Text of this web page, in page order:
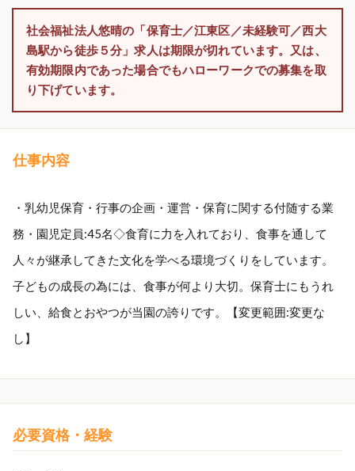
社会福祉法人悠晴の「保育士／江東区／未経験可／西大
島駅から徒歩５分」求人は期限が切れています。又は、
有効期限内であった場合でもハローワークでの募集を取
り下げています。
仕事内容
・乳幼児保育・行事の企画・運営・保育に関する付随する業
務・園児定員:45名◇食育に力を入れており、食事を通して
人々が継承してきた文化を学べる環境づくりをしています。
子どもの成長の為には、食事が何より大切。保育士にもうれ
しい、給食とおやつが当園の誇りです。【変更範囲:変更な
し】
必要資格・経験